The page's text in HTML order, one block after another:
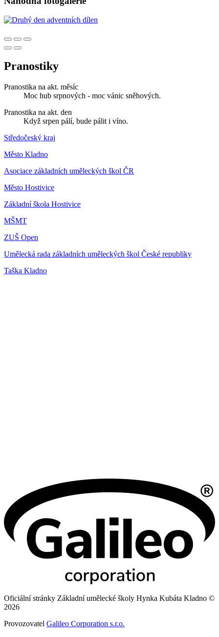
Pranostiky
Pranostika na akt. měsíc
Moc hub srpnových - moc vánic sněhových.
Pranostika na akt. den
Když srpen pálí, bude pálit i víno.
Středočeský kraj
Město Kladno
Asociace základních uměleckých škol ČR
Město Hostivice
Základní škola Hostivice
MŠMT
ZUŠ Open
Umělecká rada základních uměleckých škol České republiky
Taška Kladno
Oficiální stránky Základní umělecké školy Hynka Kubáta Kladno ©
2026
Provozovatel Galileo Corporation s.r.o.